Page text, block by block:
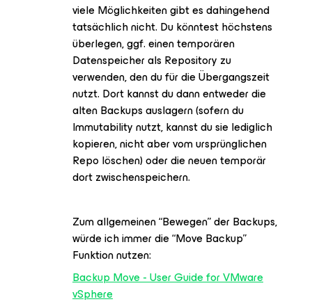
viele Möglichkeiten gibt es dahingehend
tatsächlich nicht. Du könntest höchstens
überlegen, ggf. einen temporären
Datenspeicher als Repository zu
verwenden, den du für die Übergangszeit
nutzt. Dort kannst du dann entweder die
alten Backups auslagern (sofern du
Immutability nutzt, kannst du sie lediglich
kopieren, nicht aber vom ursprünglichen
Repo löschen) oder die neuen temporär
dort zwischenspeichern.
Zum allgemeinen “Bewegen” der Backups,
würde ich immer die “Move Backup”
Funktion nutzen:
Backup Move - User Guide for VMware
vSphere